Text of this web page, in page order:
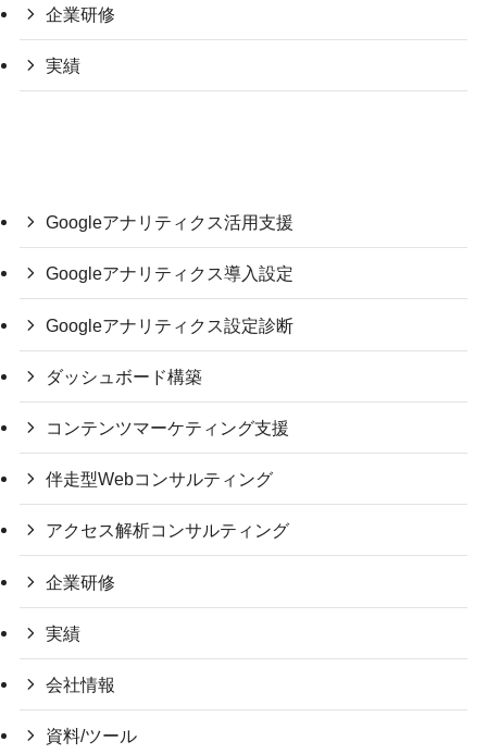
企業研修
実績
Googleアナリティクス活用支援
Googleアナリティクス導入設定
Googleアナリティクス設定診断
ダッシュボード構築
コンテンツマーケティング支援
伴走型Webコンサルティング
アクセス解析コンサルティング
企業研修
実績
会社情報
資料/ツール